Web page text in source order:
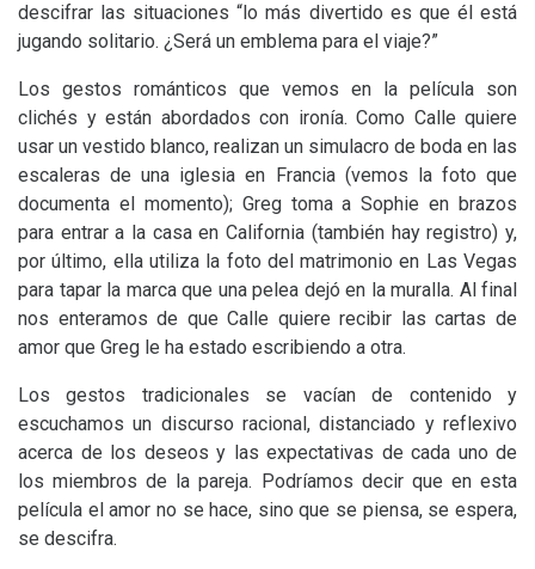
descifrar las situaciones “lo más divertido es que él está
jugando solitario. ¿Será un emblema para el viaje?”
Los gestos románticos que vemos en la película son
clichés y están abordados con ironía. Como Calle quiere
usar un vestido blanco, realizan un simulacro de boda en las
escaleras de una iglesia en Francia (vemos la foto que
documenta el momento); Greg toma a Sophie en brazos
para entrar a la casa en California (también hay registro) y,
por último, ella utiliza la foto del matrimonio en Las Vegas
para tapar la marca que una pelea dejó en la muralla. Al final
nos enteramos de que Calle quiere recibir las cartas de
amor que Greg le ha estado escribiendo a otra.
Los gestos tradicionales se vacían de contenido y
escuchamos un discurso racional, distanciado y reflexivo
acerca de los deseos y las expectativas de cada uno de
los miembros de la pareja. Podríamos decir que en esta
película el amor no se hace, sino que se piensa, se espera,
se descifra.